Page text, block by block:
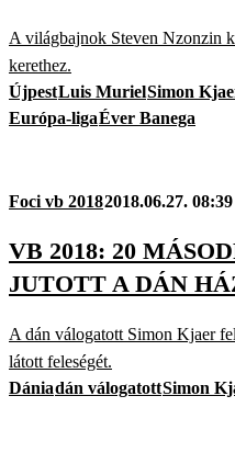
A világbajnok Steven Nzonzin
kerethez.
ÚjpestLuis MurielSimon
Európa-ligaÉver Banega
Foci vb 20182018.06.27. 08:39
VB 2018: 20
JUTOTT A DÁN
A dán válogatott Simon Kjaer
látott feleségét.
Dániadán válogatottSimon